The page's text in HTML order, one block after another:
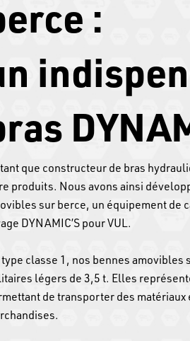
:
tant que constructeur de bras
produits. Nous avons ainsi
sur berce, un équipement de
DYNAMIC’S pour VUL.
type classe 1, nos bennes
légers de 3,5 t. Elles
de transporter des